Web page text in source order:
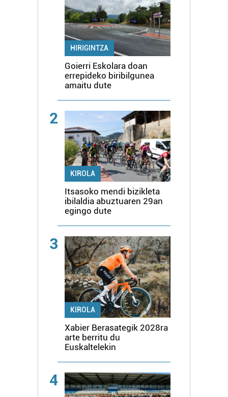
HIRIGINTZA
Goierri Eskolara doan
errepideko biribilgunea
amaitu dute
2
KIROLA
Itsasoko mendi bizikleta
ibilaldia abuztuaren 29an
egingo dute
3
KIROLA
Xabier Berasategik 2028ra
arte berritu du
Euskaltelekin
4